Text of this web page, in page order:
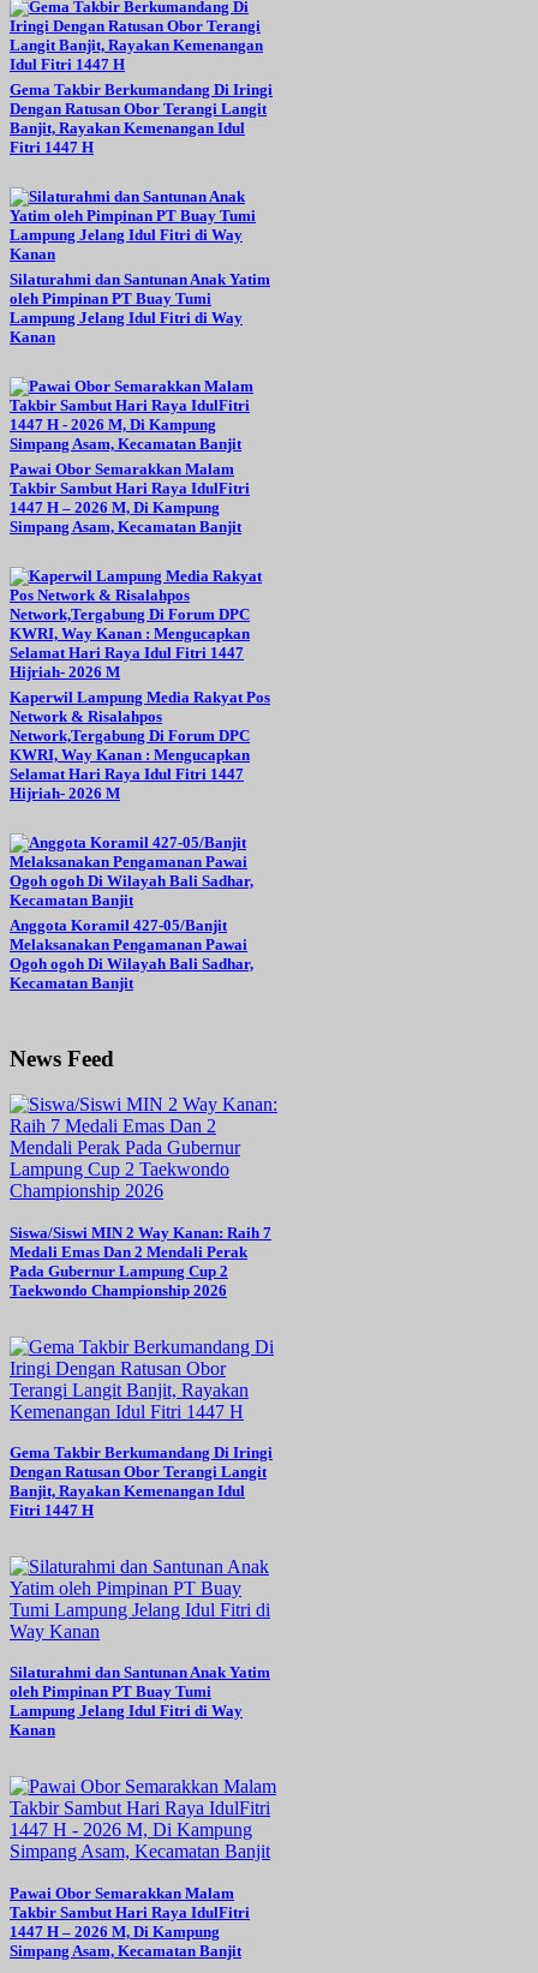
Gema Takbir Berkumandang Di Iringi
Dengan Ratusan Obor Terangi Langit
Banjit, Rayakan Kemenangan Idul
Fitri 1447 H
Silaturahmi dan Santunan Anak Yatim
oleh Pimpinan PT Buay Tumi
Lampung Jelang Idul Fitri di Way
Kanan
Pawai Obor Semarakkan Malam
Takbir Sambut Hari Raya IdulFitri
1447 H – 2026 M, Di Kampung
Simpang Asam, Kecamatan Banjit
Kaperwil Lampung Media Rakyat Pos
Network & Risalahpos
Network,Tergabung Di Forum DPC
KWRI, Way Kanan : Mengucapkan
Selamat Hari Raya Idul Fitri 1447
Hijriah- 2026 M
Anggota Koramil 427-05/Banjit
Melaksanakan Pengamanan Pawai
Ogoh ogoh Di Wilayah Bali Sadhar,
Kecamatan Banjit
News Feed
Siswa/Siswi MIN 2 Way Kanan: Raih 7
Medali Emas Dan 2 Mendali Perak
Pada Gubernur Lampung Cup 2
Taekwondo Championship 2026
Gema Takbir Berkumandang Di Iringi
Dengan Ratusan Obor Terangi Langit
Banjit, Rayakan Kemenangan Idul
Fitri 1447 H
Silaturahmi dan Santunan Anak Yatim
oleh Pimpinan PT Buay Tumi
Lampung Jelang Idul Fitri di Way
Kanan
Pawai Obor Semarakkan Malam
Takbir Sambut Hari Raya IdulFitri
1447 H – 2026 M, Di Kampung
Simpang Asam, Kecamatan Banjit